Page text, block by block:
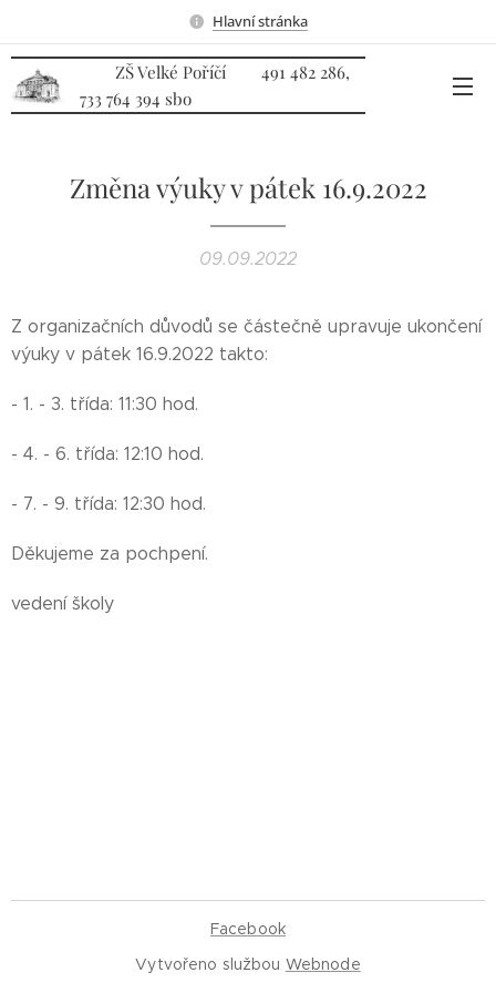
Hlavní stránka
ZŠ Velké Poříčí 491 482 286,
733 764 394 sbo
Změna výuky v pátek 16.9.2022
09.09.2022
Z organizačních důvodů se částečně upravuje ukončení
výuky v pátek 16.9.2022 takto:
- 1. - 3. třída: 11:30 hod.
- 4. - 6. třída: 12:10 hod.
- 7. - 9. třída: 12:30 hod.
Děkujeme za pochpení.
vedení školy
Facebook
Vytvořeno službou Webnode